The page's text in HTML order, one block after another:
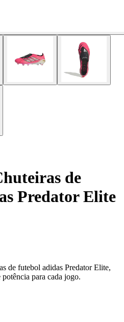
de
Predator Elite
de futebol adidas Predator Elite,
para cada jogo.